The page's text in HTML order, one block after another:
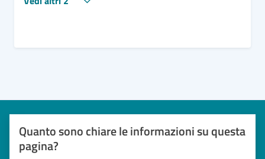
Quanto sono chiare le informazioni su questa
pagina?